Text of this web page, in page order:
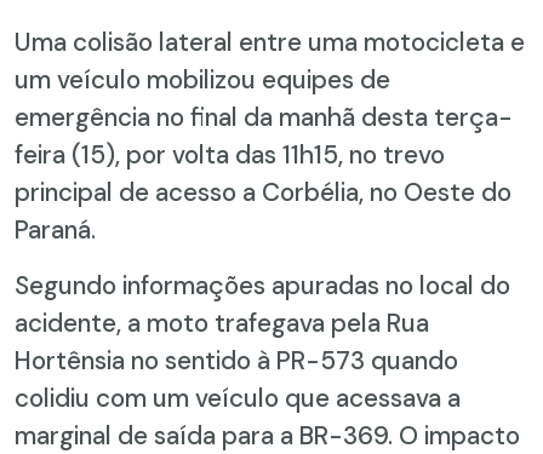
Uma colisão lateral entre uma motocicleta e
um veículo mobilizou equipes de
emergência no final da manhã desta terça-
feira (15), por volta das 11h15, no trevo
principal de acesso a Corbélia, no Oeste do
Paraná.
Segundo informações apuradas no local do
acidente, a moto trafegava pela Rua
Hortênsia no sentido à PR-573 quando
colidiu com um veículo que acessava a
marginal de saída para a BR-369. O impacto